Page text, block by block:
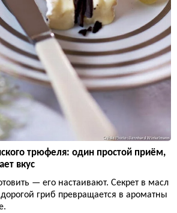
трюфеля: один простой приём,
вкус
— его настаивают. Секрет в масл
гриб превращается в ароматны